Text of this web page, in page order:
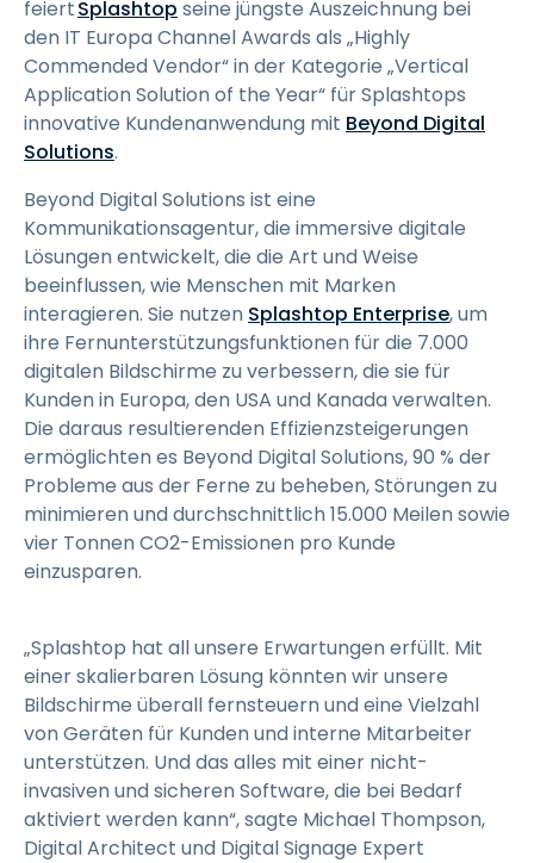
feiertSplashtop seine jüngste Auszeichnung bei
den IT Europa Channel Awards als „Highly
Commended Vendor“ in der Kategorie „Vertical
Application Solution of the Year“ für Splashtops
innovative Kundenanwendung mit Beyond Digital
Solutions.
Beyond Digital Solutions ist eine
Kommunikationsagentur, die immersive digitale
Lösungen entwickelt, die die Art und Weise
beeinflussen, wie Menschen mit Marken
interagieren. Sie nutzen Splashtop Enterprise, um
ihre Fernunterstützungsfunktionen für die 7.000
digitalen Bildschirme zu verbessern, die sie für
Kunden in Europa, den USA und Kanada verwalten.
Die daraus resultierenden Effizienzsteigerungen
ermöglichten es Beyond Digital Solutions, 90 % der
Probleme aus der Ferne zu beheben, Störungen zu
minimieren und durchschnittlich 15.000 Meilen sowie
vier Tonnen CO2-Emissionen pro Kunde
einzusparen.
„Splashtop hat all unsere Erwartungen erfüllt. Mit
einer skalierbaren Lösung könnten wir unsere
Bildschirme überall fernsteuern und eine Vielzahl
von Geräten für Kunden und interne Mitarbeiter
unterstützen. Und das alles mit einer nicht-
invasiven und sicheren Software, die bei Bedarf
aktiviert werden kann“, sagte Michael Thompson,
Digital Architect und Digital Signage Expert